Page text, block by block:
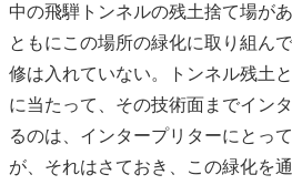
中の飛騨トンネルの残土捨て場が
ともにこの場所の緑化に取り組ん
修は入れていない。トンネル残土
に当たって、その技術面までイン
るのは、インタープリターにとっ
が、それはさておき、この緑化を